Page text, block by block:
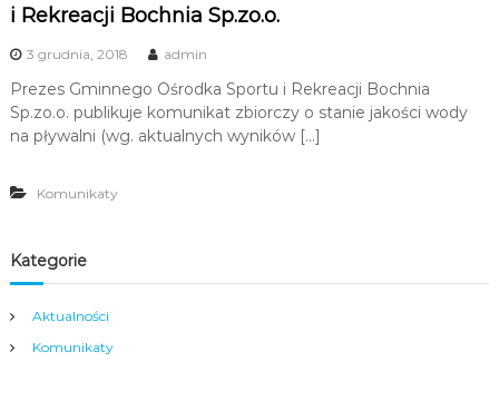
i Rekreacji Bochnia Sp.zo.o.
3 grudnia, 2018 admin
Prezes Gminnego Ośrodka Sportu i Rekreacji Bochnia
Sp.zo.o. publikuje komunikat zbiorczy o stanie jakości wody
na pływalni (wg. aktualnych wyników […]
Komunikaty
Kategorie
Aktualności
Komunikaty